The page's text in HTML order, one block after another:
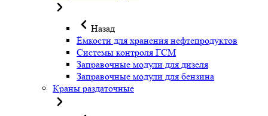
Назад
Ёмкости для хранения нефтепродуктов
Системы контроля ГСМ
Заправочные модули для дизеля
Заправочные модули для бензина
Краны раздаточные